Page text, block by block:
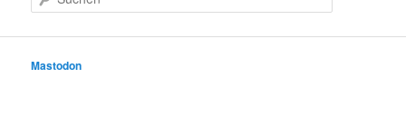
u
e
Mastodon